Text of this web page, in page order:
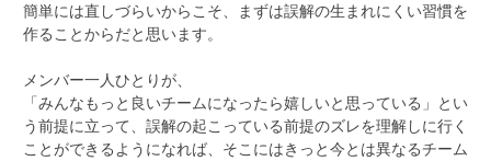
簡単には直しづらいからこそ、まずは誤解の生まれにくい習慣を
作ることからだと思います。
メンバー一人ひとりが、
「みんなもっと良いチームになったら嬉しいと思っている」とい
う前提に立って、誤解の起こっている前提のズレを理解しに行く
ことができるようになれば、そこにはきっと今とは異なるチーム